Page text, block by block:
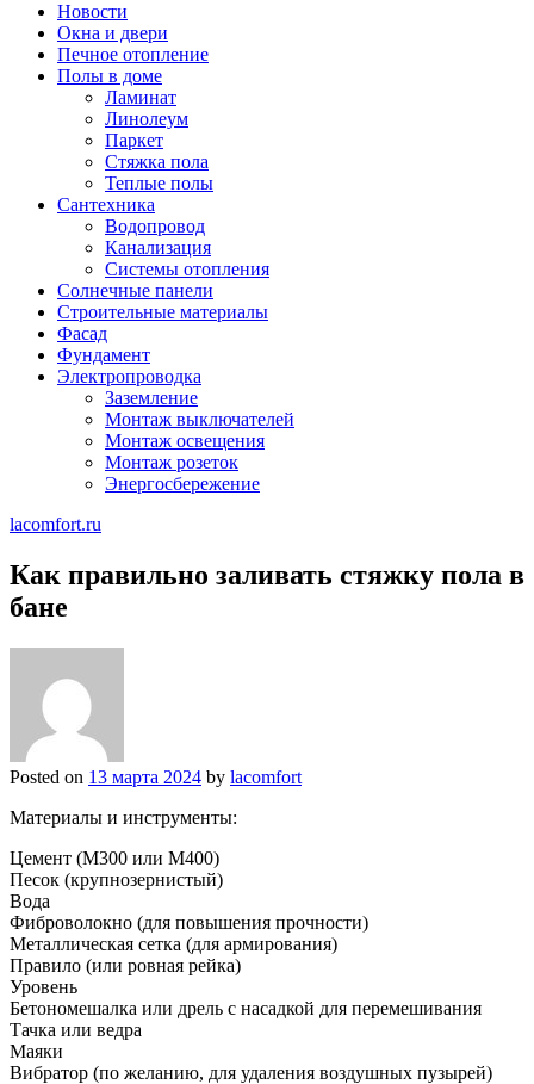
Новости
Окна и двери
Печное отопление
Полы в доме
Ламинат
Линолеум
Паркет
Стяжка пола
Теплые полы
Сантехника
Водопровод
Канализация
Системы отопления
Солнечные панели
Строительные материалы
Фасад
Фундамент
Электропроводка
Заземление
Монтаж выключателей
Монтаж освещения
Монтаж розеток
Энергосбережение
lacomfort.ru
Как правильно заливать стяжку пола в
бане
Posted on 13 марта 2024 by lacomfort
Материалы и инструменты:
Цемент (М300 или М400)
Песок (крупнозернистый)
Вода
Фиброволокно (для повышения прочности)
Металлическая сетка (для армирования)
Правило (или ровная рейка)
Уровень
Бетономешалка или дрель с насадкой для перемешивания
Тачка или ведра
Маяки
Вибратор (по желанию, для удаления воздушных пузырей)